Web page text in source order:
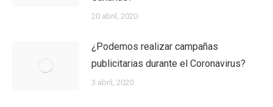
20 abril, 2020
¿Podemos realizar campañas
publicitarias durante el Coronavirus?
3 abril, 2020